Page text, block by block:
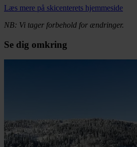
Læs mere på skicenterets hjemmeside
NB: Vi tager forbehold for ændringer.
Se dig omkring